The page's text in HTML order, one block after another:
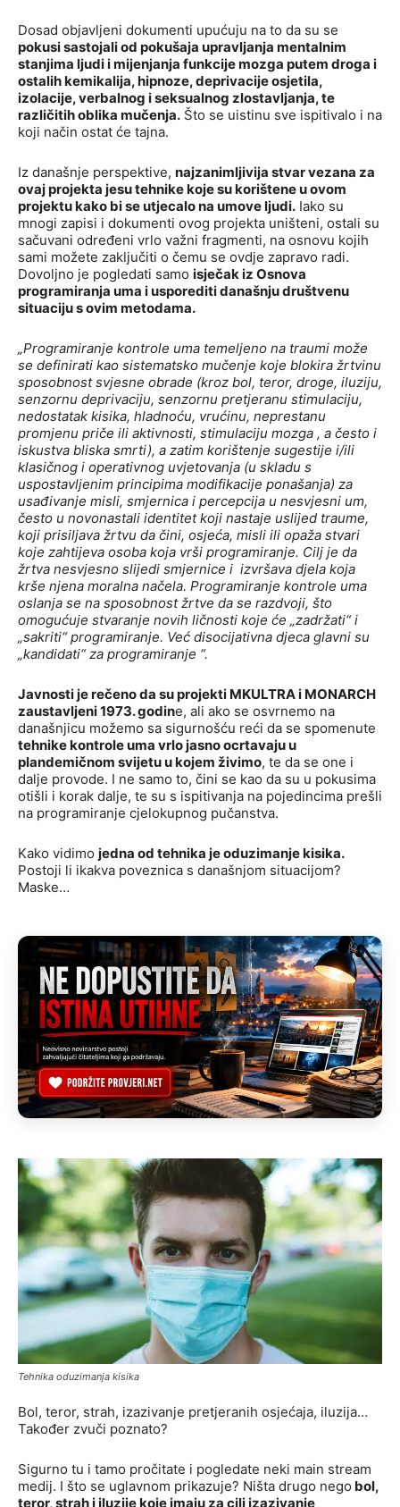
Dosad objavljeni dokumenti upućuju na to da su se
pokusi sastojali od pokušaja upravljanja mentalnim
stanjima ljudi i mijenjanja funkcije mozga putem droga i
ostalih kemikalija, hipnoze, deprivacije osjetila,
izolacije, verbalnog i seksualnog zlostavljanja, te
različitih oblika mučenja. Što se uistinu sve ispitivalo i na
koji način ostat će tajna.
Iz današnje perspektive, najzanimljivija stvar vezana za
ovaj projekta jesu tehnike koje su korištene u ovom
projektu kako bi se utjecalo na umove ljudi. Iako su
mnogi zapisi i dokumenti ovog projekta uništeni, ostali su
sačuvani određeni vrlo važni fragmenti, na osnovu kojih
sami možete zaključiti o čemu se ovdje zapravo radi.
Dovoljno je pogledati samo isječak iz Osnova
programiranja uma i usporediti današnju društvenu
situaciju s ovim metodama.
„Programiranje kontrole uma temeljeno na traumi može
se definirati kao sistematsko mučenje koje blokira žrtvinu
sposobnost svjesne obrade (kroz bol, teror, droge, iluziju,
senzornu deprivaciju, senzornu pretjeranu stimulaciju,
nedostatak kisika, hladnoću, vrućinu, neprestanu
promjenu priče ili aktivnosti, stimulaciju mozga , a često i
iskustva bliska smrti), a zatim korištenje sugestije i/ili
klasičnog i operativnog uvjetovanja (u skladu s
uspostavljenim principima modifikacije ponašanja) za
usađivanje misli, smjernica i percepcija u nesvjesni um,
često u novonastali identitet koji nastaje uslijed traume,
koji prisiljava žrtvu da čini, osjeća, misli ili opaža stvari
koje zahtijeva osoba koja vrši programiranje. Cilj je da
žrtva nesvjesno slijedi smjernice i izvršava djela koja
krše njena moralna načela. Programiranje kontrole uma
oslanja se na sposobnost žrtve da se razdvoji, što
omogućuje stvaranje novih ličnosti koje će „zadržati“ i
„sakriti“ programiranje. Već disocijativna djeca glavni su
„kandidati“ za programiranje “.
Javnosti je rečeno da su projekti MKULTRA i MONARCH
zaustavljeni 1973. godine, ali ako se osvrnemo na
današnjicu možemo sa sigurnošću reći da se spomenute
tehnike kontrole uma vrlo jasno ocrtavaju u
plandemičnom svijetu u kojem živimo, te da se one i
dalje provode. I ne samo to, čini se kao da su u pokusima
otišli i korak dalje, te su s ispitivanja na pojedincima prešli
na programiranje cjelokupnog pučanstva.
Kako vidimo jedna od tehnika je oduzimanje kisika.
Postoji li ikakva poveznica s današnjom situacijom?
Maske…
Tehnika oduzimanja kisika
Bol, teror, strah, izazivanje pretjeranih osjećaja, iluzija…
Također zvuči poznato?
Sigurno tu i tamo pročitate i pogledate neki main stream
medij. I što se uglavnom prikazuje? Ništa drugo nego bol,
teror, strah i iluzije koje imaju za cilj izazivanje